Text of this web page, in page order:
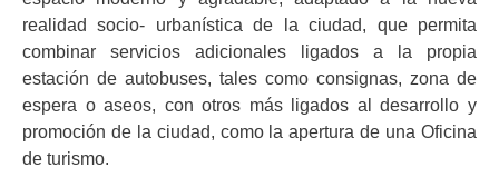
realidad socio- urbanística de la ciudad, que permita
combinar servicios adicionales ligados a la propia
estación de autobuses, tales como consignas, zona de
espera o aseos, con otros más ligados al desarrollo y
promoción de la ciudad, como la apertura de una Oficina
de turismo.